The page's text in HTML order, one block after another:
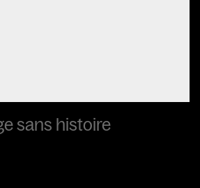
sans histoire